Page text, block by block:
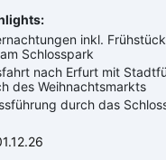
inkl.
Schlosspark
nach Erfurt mit
des Weihnachtsmarkts
durch das